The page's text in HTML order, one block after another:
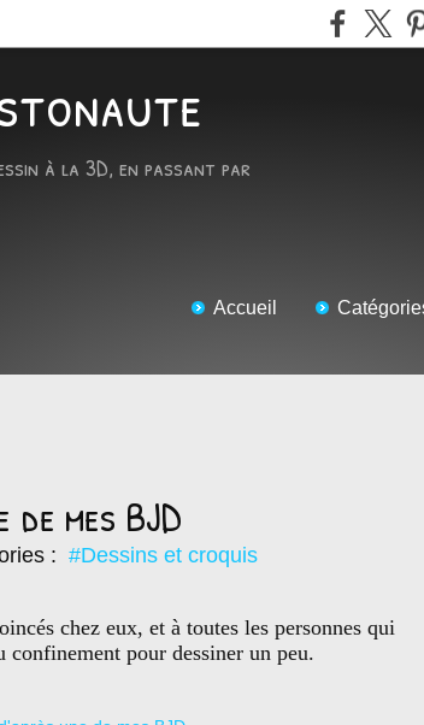
à la 3D, en passant par
Accueil
mes BJD
: #Dessins et croquis
chez eux, et à toutes les personnes qui
pour dessiner un peu.